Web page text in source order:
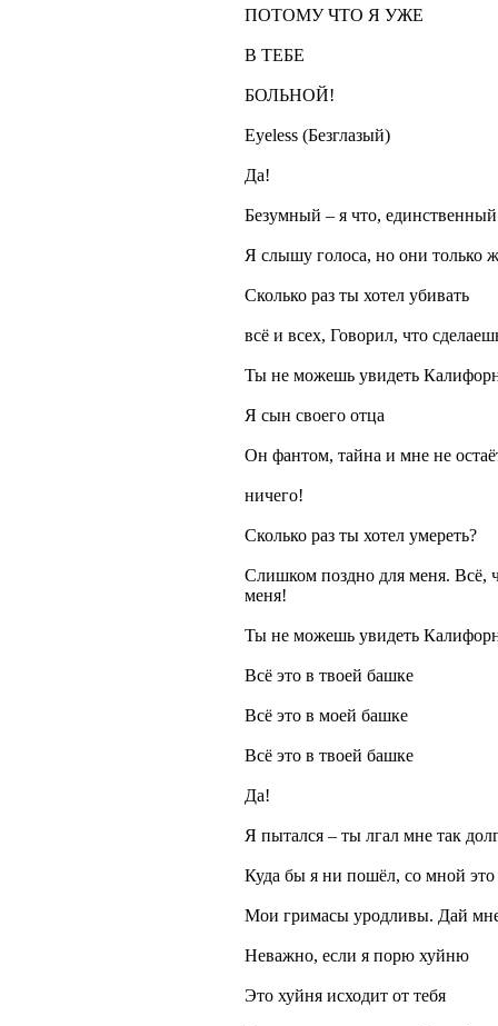
ПОТОМУ ЧТО Я УЖЕ
В ТЕБЕ
БОЛЬНОЙ!
Eyeless (Безглазый)
Да!
Безумный – я что,
Я слышу голоса, но они только
Сколько раз ты хотел убивать
всё и всех, Говорил, что
Ты не можешь увидеть
Я сын своего отца
Он фантом, тайна и мне не
ничего!
Сколько раз ты хотел умереть?
Слишком поздно для меня. Всё,
меня!
Ты не можешь увидеть
Всё это в твоей башке
Всё это в моей башке
Всё это в твоей башке
Да!
Я пытался – ты лгал мне так
Куда бы я ни пошёл, со мной это
Мои гримасы уродливы. Дай
Неважно, если я порю хуйню
Это хуйня исходит от тебя